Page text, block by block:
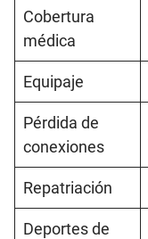
Cobertura
médica
Equipaje
Pérdida de
conexiones
Repatriación
Deportes de